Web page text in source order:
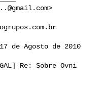
>
de Agosto de 2010
Re: Sobre Ovni